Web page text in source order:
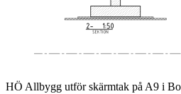
HÖ Allbygg utför skärmtak på A9 i